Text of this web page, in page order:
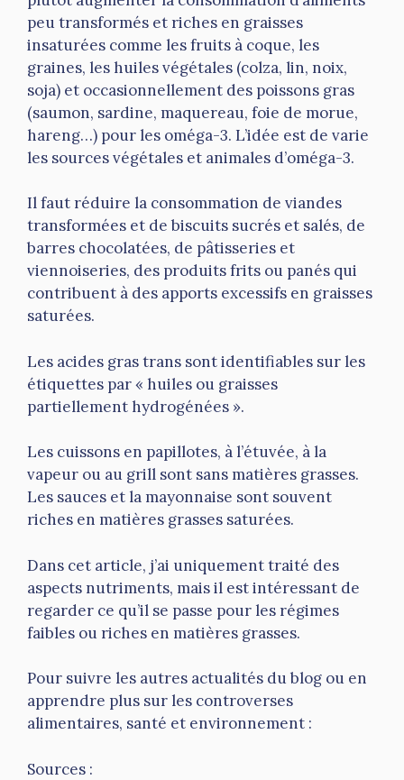
peu transformés et riches en graisses
insaturées comme les fruits à coque, les
graines, les huiles végétales (colza, lin, noix,
soja) et occasionnellement des poissons gras
(saumon, sardine, maquereau, foie de morue,
hareng…) pour les oméga-3. L’idée est de varie
les sources végétales et animales d’oméga-3.
Il faut réduire la consommation de viandes
transformées et de biscuits sucrés et salés, de
barres chocolatées, de pâtisseries et
viennoiseries, des produits frits ou panés qui
contribuent à des apports excessifs en graisses
saturées.
Les acides gras trans sont identifiables sur les
étiquettes par « huiles ou graisses
partiellement hydrogénées ».
Les cuissons en papillotes, à l’étuvée, à la
vapeur ou au grill sont sans matières grasses.
Les sauces et la mayonnaise sont souvent
riches en matières grasses saturées.
Dans cet article, j’ai uniquement traité des
aspects nutriments, mais il est intéressant de
regarder ce qu’il se passe pour les régimes
faibles ou riches en matières grasses.
Pour suivre les autres actualités du blog ou en
apprendre plus sur les controverses
alimentaires, santé et environnement :
Sources :